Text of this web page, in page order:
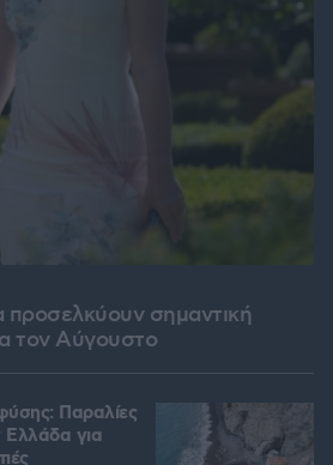
προσελκύουν σημαντική
τον Αύγουστο
Παραλίες
Ελλάδα για